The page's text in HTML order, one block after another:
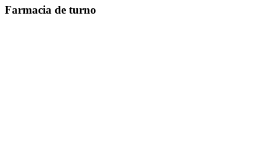
Farmacia de turno